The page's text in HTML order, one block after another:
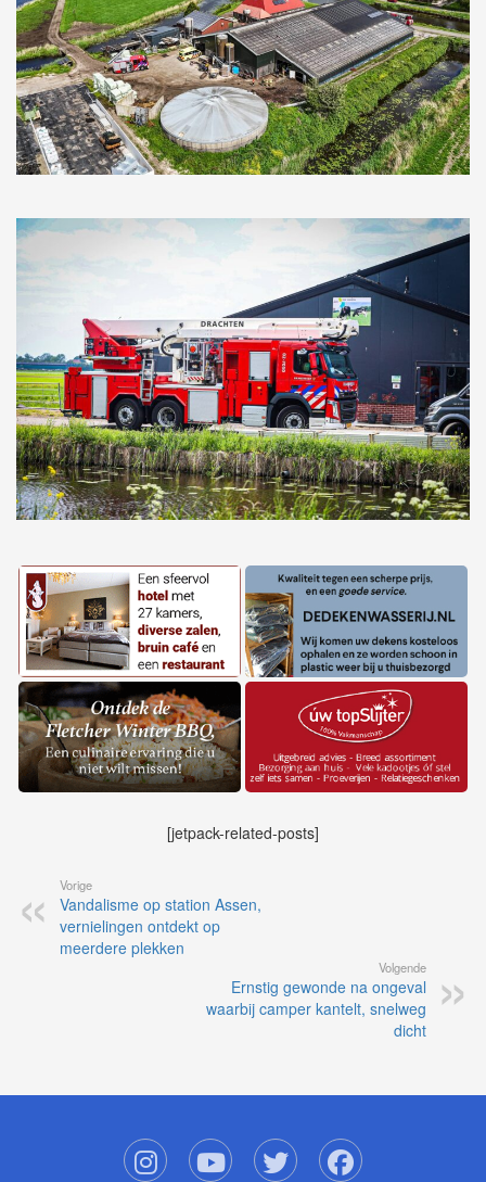
[jetpack-related-posts]
Vorige
Vandalisme op station Assen,
vernielingen ontdekt op
meerdere plekken
Volgende
Ernstig gewonde na ongeval
waarbij camper kantelt, snelweg
dicht